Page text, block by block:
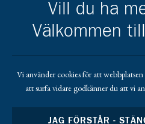
Gå till https://www.mera.se/
Gå till https://
Vill du ha
Välkommen
Vi använder cookies för att
att surfa vidare godkänner du att vi
JAG FÖRSTÅR -